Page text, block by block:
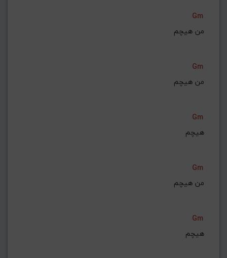
Gm
من هیچم
Gm
من هیچم
Gm
هیچم
Gm
من هیچم
Gm
هیچم